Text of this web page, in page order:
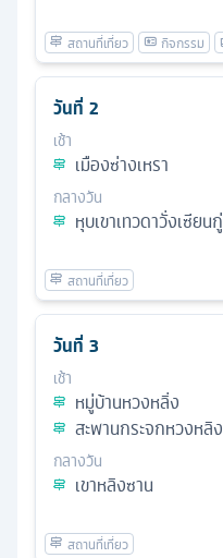
วันที่ 2
เช้า
เมืองซ่างเหรา
กลางวัน
หุบเขาเทวดาวั่งเซียนกู่
วันที่ 3
เช้า
หมู่บ้านหวงหลิ่ง
สะพานกระจกหวงหลิง
กลางวัน
เขาหลิงซาน